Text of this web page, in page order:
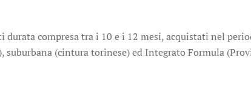
compresa tra i 10 e i 12 mesi, acquistati nel
(cintura torinese) ed Integrato Formula